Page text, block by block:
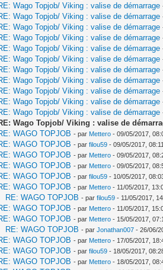
Wago Topjob/ Viking : valise de démarrage
Wago Topjob/ Viking : valise de démarrage
Wago Topjob/ Viking : valise de démarrage
Wago Topjob/ Viking : valise de démarrage
Wago Topjob/ Viking : valise de démarrage
Wago Topjob/ Viking : valise de démarrage
Wago Topjob/ Viking : valise de démarrage
Wago Topjob/ Viking : valise de démarrage
Wago Topjob/ Viking : valise de démarrage
Wago Topjob/ Viking : valise de démarrage
Wago Topjob/ Viking : valise de démarrage
Wago Topjob/ Viking : valise de
WAGO TOPJOB - par Mettero - 09/05/2017,
WAGO TOPJOB - parfilou59 - 09/05/2017,
WAGO TOPJOB - par Mettero - 09/05/2017,
WAGO TOPJOB - par Mettero - 09/05/2017,
WAGO TOPJOB - parfilou59 - 10/05/2017,
WAGO TOPJOB - par Mettero - 11/05/2017,
RE: WAGO TOPJOB - parfilou59 - 11/05/2017,
WAGO TOPJOB - par Mettero - 11/05/2017,
WAGO TOPJOB - par Mettero - 15/05/2017,
RE: WAGO TOPJOB - parJonathan007 - 26/06/
WAGO TOPJOB - par Mettero - 17/05/2017,
WAGO TOPJOB - parfilou59 - 18/05/2017,
WAGO TOPJOB - par Mettero - 18/05/2017,